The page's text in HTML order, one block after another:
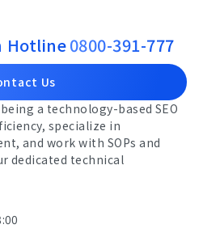
Hotline0800-391-777
Us
a technology-based SEO
specialize in
and work with SOPs and
dedicated technical